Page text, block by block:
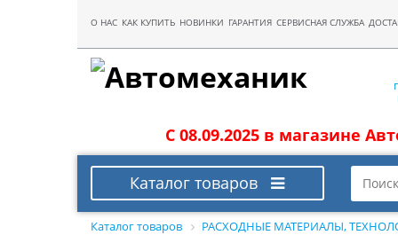
О НАС КАК КУПИТЬ НОВИНКИ ГАРАНТИЯ СЕРВИСНАЯ СЛУЖБА
С 08.09.2025 в магазине
Каталог товаров
Каталог товаров РАСХОДНЫЕ МАТЕРИАЛЫ,